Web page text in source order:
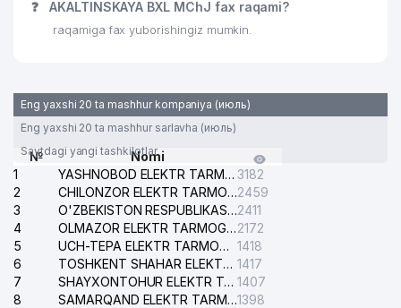
31
EKOLOGIYANI VA TABIATNI
QO'MITASI
❓ AKALTINSKAYA BXL MChJ fax raqami?
raqamiga fax yuborishingiz mumkin.
Eng yaxshi 20 ta mashhur kompaniya (июль)
Eng yaxshi 20 ta mashhur sarlavha (июль)
Saytdagi yangi tashkilotlar
№
Nomi
1
YASHNOBOD ELEKTR TARMOG'I NOSOZLIKLARI XIZMATI 3182
2
CHILONZOR ELEKTR TARMOG'I NOSOZLIK XIZMATI2459
3
O'ZBEKISTON RESPUBLIKASI BOSH PROKURATURASI ISHONCH TELEFONI2411
4
OLMAZOR ELEKTR TARMOG'I NOSOZLIKLARI XIZMATI2172
5
UCH-TEPA ELEKTR TARMOG'I NOSOZLIKLARI XIZMATI 1418
6
TOSHKENT SHAHAR ELEKTR TARMOQLARI KORXONASI AJ 1417
7
SHAYXONTOHUR ELEKTR TARMOG'I NOSOZLIKLARINI TUZATISH XIZMATI 1407
8
SAMARQAND ELEKTR TARMOQLARI AJ1398